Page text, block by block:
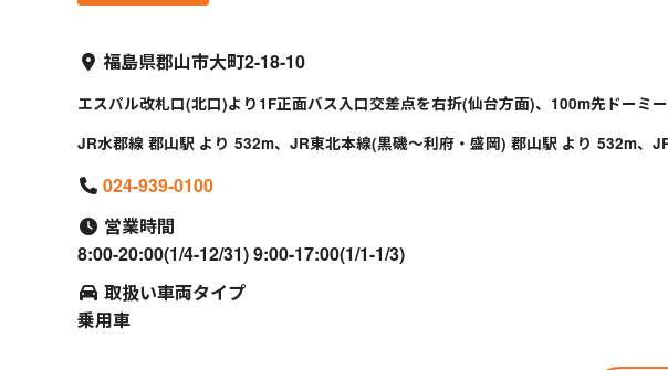
福島県郡山市大町2-18-10
エスパル改札口(北口)より1F正面バス入口交差点を右折(仙台方面)、100m先ドーミ
JR水郡線 郡山駅 より 532m、JR東北本線(黒磯～利府・盛岡) 郡山駅 より 532m、
024-939-0100
営業時間
8:00-20:00(1/4-12/31) 9:00-17:00(1/1-1/3)
取扱い車両タイプ
乗用車